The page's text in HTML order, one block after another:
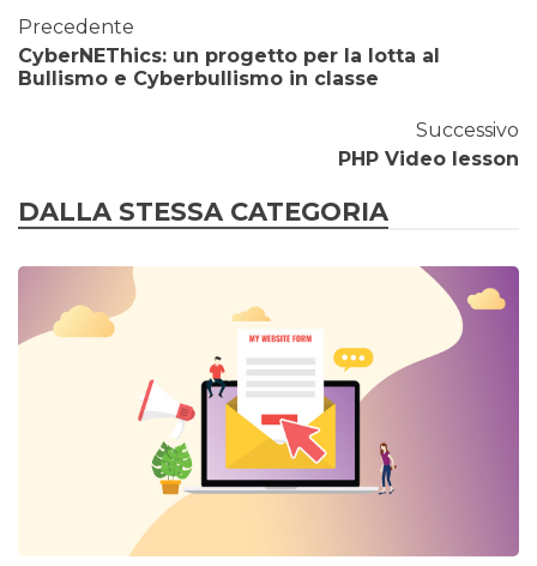
Precedente
CyberNEThics: un progetto per la lotta al
Bullismo e Cyberbullismo in classe
Successivo
PHP Video lesson
DALLA STESSA CATEGORIA